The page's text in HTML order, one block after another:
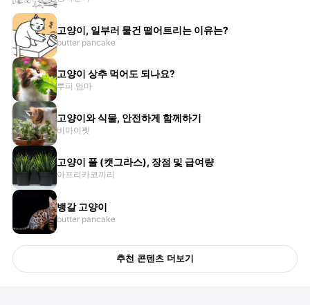
고양이, 일부러 물건 떨어트리는 이유는?
butter pancake
고양이 상추 먹어도 되나요?
루피 엄마
고양이와 식물, 안전하게 함께하기
비마이펫
고양이 풀 (캣그라스), 장점 및 급여량
아프리카코끼리
뱅갈 고양이
butter pancake
추천 콘텐츠 더보기